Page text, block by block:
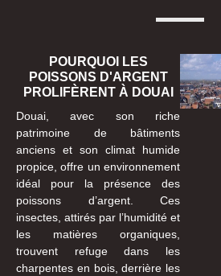
POURQUOI LES
POISSONS D'ARGENT
PROLIFÈRENT À DOUAI
Douai, avec son riche
patrimoine de bâtiments
anciens et son climat humide
propice, offre un environnement
idéal pour la présence des
poissons d’argent. Ces
insectes, attirés par l’humidité et
les matières organiques,
trouvent refuge dans les
charpentes en bois, derrière les